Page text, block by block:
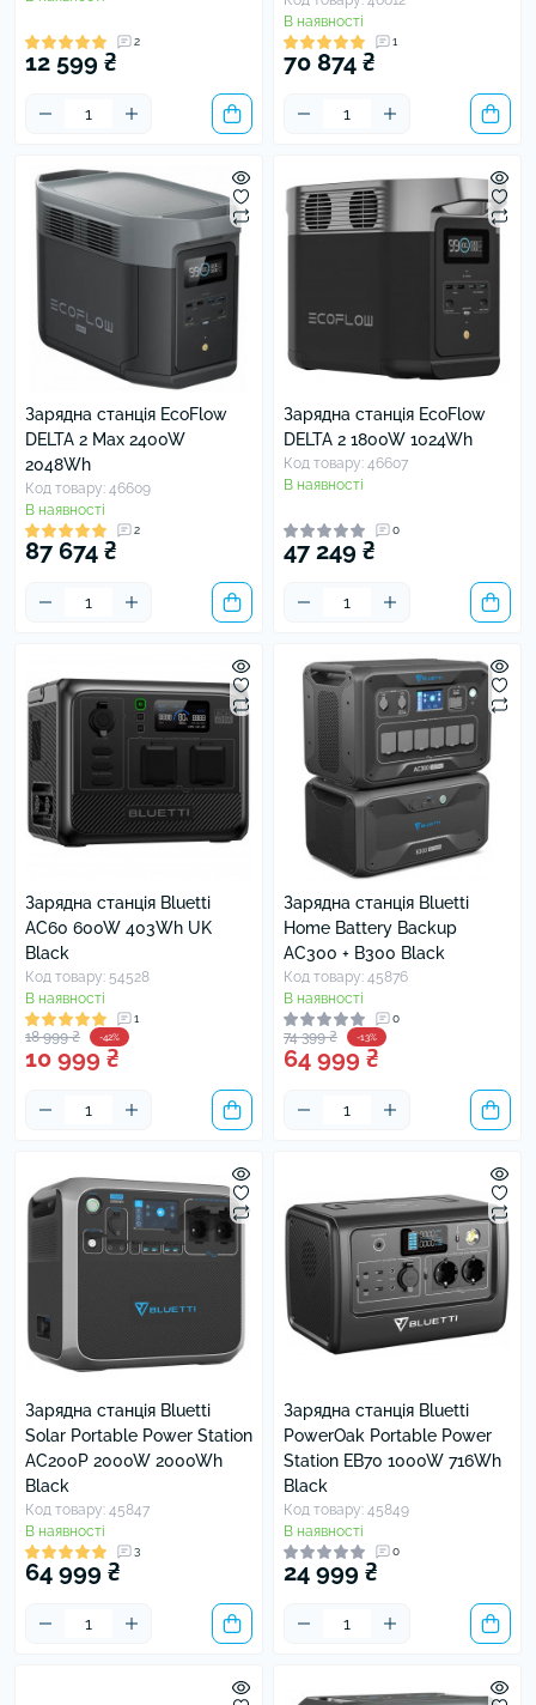
2
12 599 ₴
В наявності
1
70 874 ₴
Зарядна станція EcoFlow
DELTA 2 Max 2400W
2048Wh
Код товару: 46609
В наявності
2
87 674 ₴
Зарядна станція EcoFlow
DELTA 2 1800W 1024Wh
Код товару: 46607
В наявності
0
47 249 ₴
Зарядна станція Bluetti
AC60 600W 403Wh UK
Black
Код товару: 54528
В наявності
1
18 999 ₴ -42%
10 999 ₴
Зарядна станція Bluetti
Home Battery Backup
AC300 + B300 Black
Код товару: 45876
В наявності
0
74 399 ₴ -13%
64 999 ₴
Зарядна станція Bluetti
Solar Portable Power Station
AC200P 2000W 2000Wh
Black
Код товару: 45847
В наявності
3
64 999 ₴
Зарядна станція Bluetti
PowerOak Portable Power
Station EB70 1000W 716Wh
Black
Код товару: 45849
В наявності
0
24 999 ₴